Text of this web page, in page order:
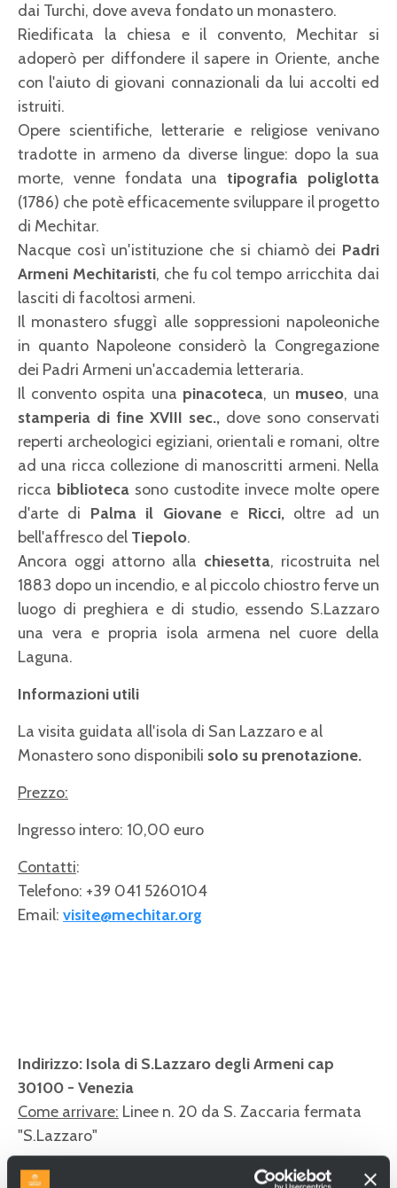
dai Turchi, dove aveva fondato un monastero.
Riedificata la chiesa e il convento, Mechitar si
adoperò per diffondere il sapere in Oriente, anche
con l'aiuto di giovani connazionali da lui accolti ed
istruiti.
Opere scientifiche, letterarie e religiose venivano
tradotte in armeno da diverse lingue: dopo la sua
morte, venne fondata unatipografia poliglotta
(1786) che potè efficacemente sviluppare il progetto
di Mechitar.
Nacque così un'istituzione che si chiamò dei Padri
Armeni Mechitaristi, che fu col tempo arricchita dai
lasciti di facoltosi armeni.
Il monastero sfuggì alle soppressioni napoleoniche
in quanto Napoleone considerò la Congregazione
dei Padri Armeni un'accademia letteraria.
Il convento ospita una pinacoteca, un museo, una
stamperia di fine XVIII sec., dove sono conservati
reperti archeologici egiziani, orientali e romani, oltre
ad una ricca collezione di manoscritti armeni. Nella
ricca biblioteca sono custodite invece molte opere
d'arte di Palma il Giovanee Ricci, oltre ad un
bell'affresco del Tiepolo.
Ancora oggi attorno alla chiesetta, ricostruita nel
1883 dopo un incendio, e al piccolo chiostro ferve un
luogo di preghiera e di studio, essendo S.Lazzaro
una vera e propria isola armena nel cuore della
Laguna.
Informazioni utili
La visita guidata all'isola di San Lazzaro e al
Monastero sono disponibili solo su prenotazione.
Prezzo:
Ingresso intero: 10,00 euro
Contatti:
Telefono: +39 041 5260104
Email: visite@mechitar.org
Indirizzo: Isola di S.Lazzaro degli Armeni cap
30100 - Venezia
Come arrivare: Linee n. 20 da S. Zaccaria fermata
"S.Lazzaro"